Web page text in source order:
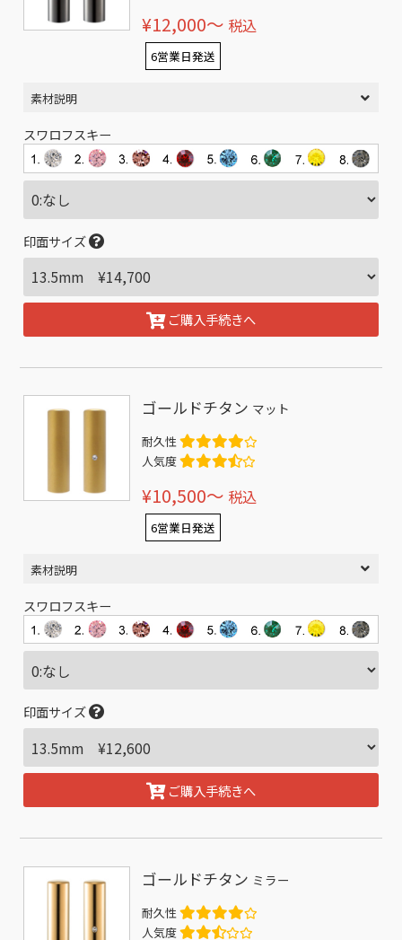
¥12,000〜 税込
6営業日発送
素材説明
スワロフスキー
印面サイズ
ご購入手続きへ
ゴールドチタン マット
耐久性
人気度
¥10,500〜 税込
6営業日発送
素材説明
スワロフスキー
印面サイズ
ご購入手続きへ
ゴールドチタン ミラー
耐久性
人気度